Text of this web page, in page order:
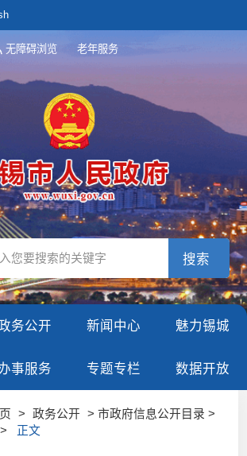
无障碍浏览 老年服务
务公开 新闻中心 魅力锡城
事服务 专题专栏 数据开放
> 政务公开
> 市政府信息公开目录 >
正文